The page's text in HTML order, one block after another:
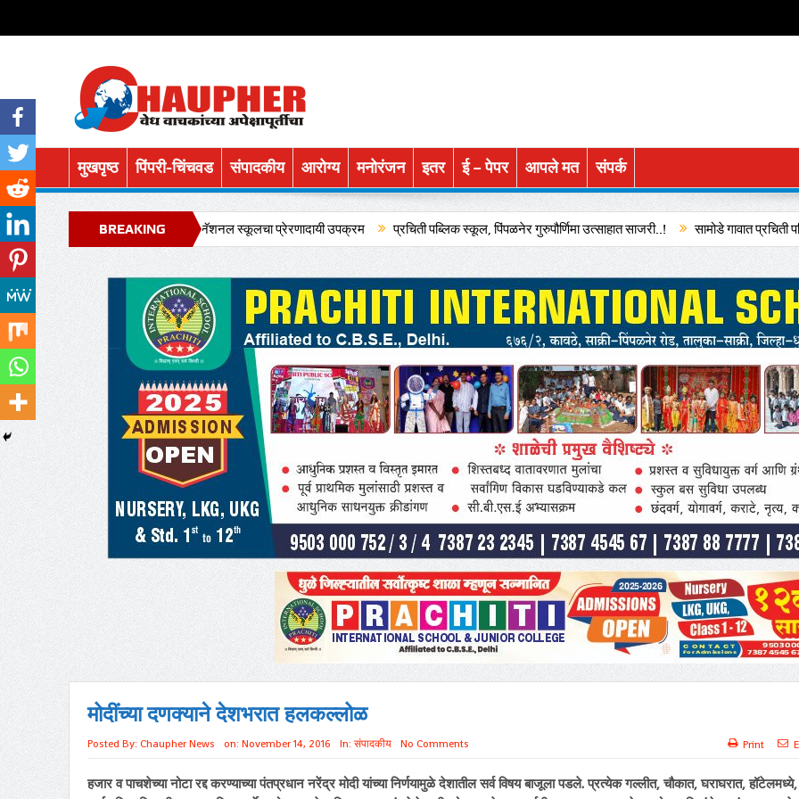
मुखपृष्ठ पिंपरी-चिंचवड संपादकीय आरोग्य मनोरंजन इतर ई – पेपर आपले मत संपर्क
BREAKING
NEWS
गौरव प्रचिती इंटरनॅशनल स्कूलचा प्रेरणादायी उपक्रम प्रचिती पब्लिक स्कूल, पिंपळनेर गुरुपौर्णिमा उत्साहात साजरी..! सामोडे गावात प्रचिती पब्लिक स्कूलच्या
मोदींच्या दणक्याने देशभरात हलकल्लोळ
Posted By: Chaupher News on: November 14, 2016 In: संपादकीय No Comments Print
हजार व पाचशेच्या नोटा रद्द करण्याच्या पंतप्रधान नरेंद्र मोदी यांच्या निर्णयामुळे देशातील सर्व विषय बाजूला पडले. प्रत्येक गल्लीत, चौकात, घराघरात, हॉटेलमध्ये,